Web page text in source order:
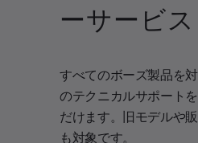
ーサービス
すべてのボーズ製品を
のテクニカルサポート
だけます。旧モデルや
も対象です。